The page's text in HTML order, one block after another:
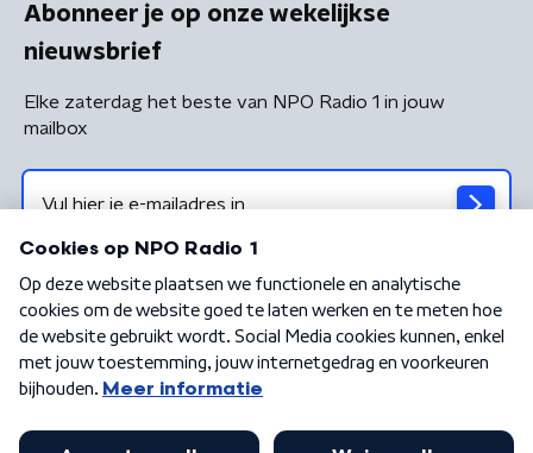
Abonneer je op onze wekelijkse
nieuwsbrief
Elke zaterdag het beste van NPO Radio 1 in jouw
mailbox
Algemene voorwaarden